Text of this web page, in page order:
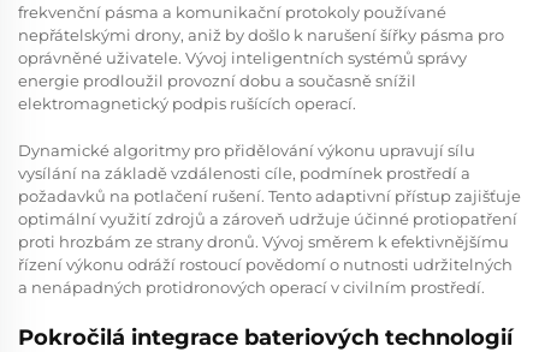
frekvenční pásma a komunikační protokoly používané
nepřátelskými drony, aniž by došlo k narušení šířky pásma pro
oprávněné uživatele. Vývoj inteligentních systémů správy
energie prodloužil provozní dobu a současně snížil
elektromagnetický podpis rušících operací.
Dynamické algoritmy pro přidělování výkonu upravují sílu
vysílání na základě vzdálenosti cíle, podmínek prostředí a
požadavků na potlačení rušení. Tento adaptivní přístup zajišťuje
optimální využití zdrojů a zároveň udržuje účinné protiopatření
proti hrozbám ze strany dronů. Vývoj směrem k efektivnějšímu
řízení výkonu odráží rostoucí povědomí o nutnosti udržitelných
a nenápadných protidronových operací v civilním prostředí.
Pokročilá integrace bateriových technologií